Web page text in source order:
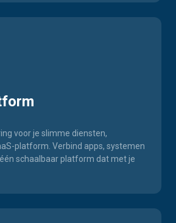
voor je slimme diensten,
platform. Verbind apps, systemen
schaalbaar platform dat met je